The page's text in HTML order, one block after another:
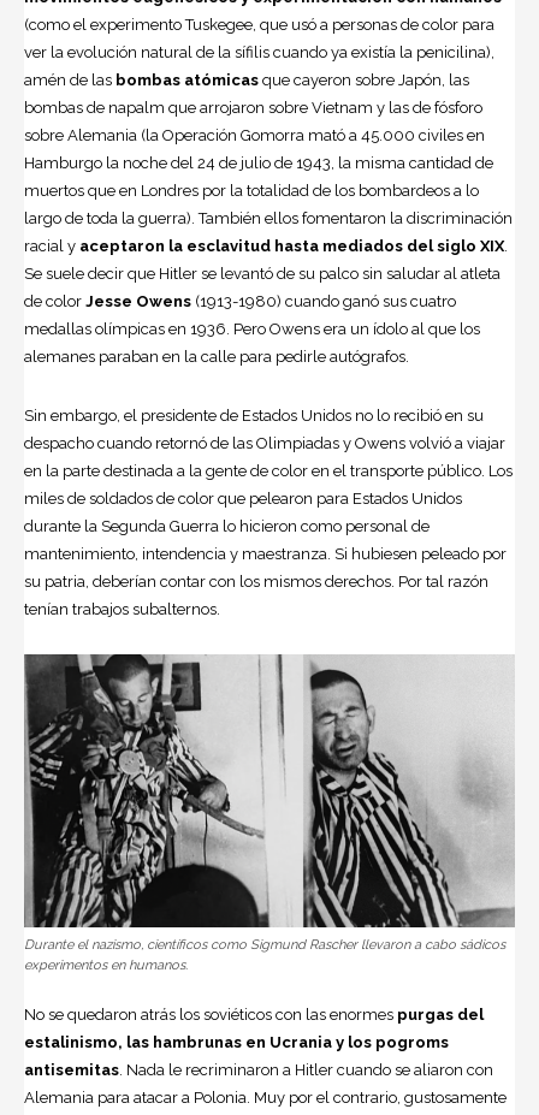
(como el experimento Tuskegee, que usó a personas de color para
ver la evolución natural de la sífilis cuando ya existía la penicilina),
amén de las bombas atómicas que cayeron sobre Japón, las
bombas de napalm que arrojaron sobre Vietnam y las de fósforo
sobre Alemania (la Operación Gomorra mató a 45.000 civiles en
Hamburgo la noche del 24 de julio de 1943, la misma cantidad de
muertos que en Londres por la totalidad de los bombardeos a lo
largo de toda la guerra). También ellos fomentaron la discriminación
racial y aceptaron la esclavitud hasta mediados del siglo XIX.
Se suele decir que Hitler se levantó de su palco sin saludar al atleta
de color Jesse Owens (1913-1980) cuando ganó sus cuatro
medallas olímpicas en 1936. Pero Owens era un ídolo al que los
alemanes paraban en la calle para pedirle autógrafos.
Sin embargo, el presidente de Estados Unidos no lo recibió en su
despacho cuando retornó de las Olimpiadas y Owens volvió a viajar
en la parte destinada a la gente de color en el transporte público. Los
miles de soldados de color que pelearon para Estados Unidos
durante la Segunda Guerra lo hicieron como personal de
mantenimiento, intendencia y maestranza. Si hubiesen peleado por
su patria, deberían contar con los mismos derechos. Por tal razón
tenían trabajos subalternos.
Durante el nazismo, científicos como Sigmund Rascher llevaron a cabo sádicos
experimentos en humanos.
No se quedaron atrás los soviéticos con las enormes purgas del
estalinismo, las hambrunas en Ucrania y los pogroms
antisemitas. Nada le recriminaron a Hitler cuando se aliaron con
Alemania para atacar a Polonia. Muy por el contrario, gustosamente